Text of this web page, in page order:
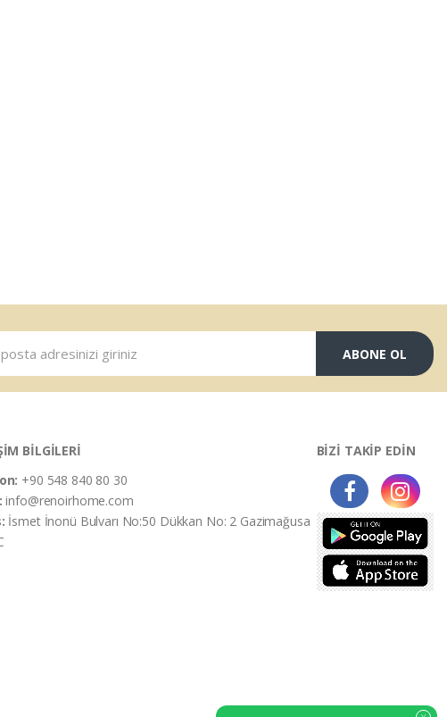
ABONE OL
BİLGİLERİ
+90 548 840 80 30
info@renoirhome.com
İsmet İnonü Bulvarı No:50 Dükkan No: 2 Gazimağusa
BİZİ TAKİP EDİN